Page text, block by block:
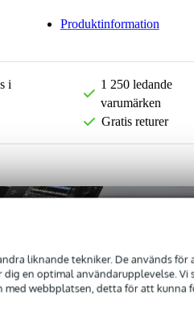
liknande tekniker. De används för
en optimal användarupplevelse. Vi
webbplatsen, detta för att kunna
Produktinformation
i
1 250 ledande
varumärken
Gratis returer